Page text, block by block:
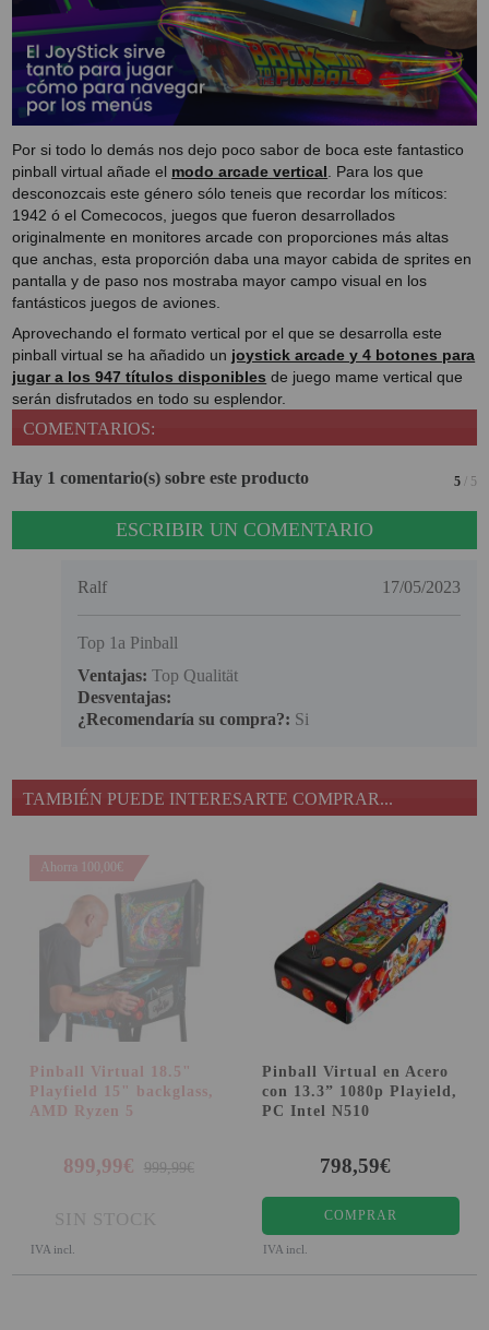
Por si todo lo demás nos dejo poco sabor de boca este fantastico
pinball virtual añade el modo arcade vertical . Para los que
desconozcais este género sólo teneis que recordar los míticos:
1942 ó el Comecocos, juegos que fueron desarrollados
originalmente en monitores arcade con proporciones más altas
que anchas, esta proporción daba una mayor cabida de sprites en
pantalla y de paso nos mostraba mayor campo visual en los
fantásticos juegos de aviones.
Aprovechando el formato vertical por el que se desarrolla este
pinball virtual se ha añadido un joystick arcade y 4 botones para
jugar a los 947 títulos disponibles de juego mame vertical que
serán disfrutados en todo su esplendor.
COMENTARIOS:
Hay 1 comentario(s) sobre este producto 5/ 5
ESCRIBIR UN COMENTARIO
Ralf 17/05/2023
Top 1a Pinball
Ventajas: Top Qualität
Desventajas:
¿Recomendaría su compra?: Si
TAMBIÉN PUEDE INTERESARTE COMPRAR...
Ahorra 100,00€
Pinball Virtual 18.5"
Playfield 15" backglass,
AMD Ryzen 5
899,99€ 999,99€
SIN STOCK
IVA incl.
Pinball Virtual en Acero
con 13.3” 1080p Playield,
PC Intel N510
798,59€
COMPRAR
IVA incl.